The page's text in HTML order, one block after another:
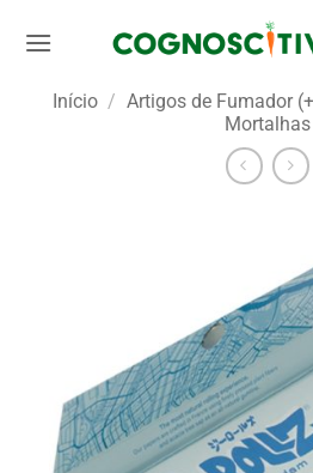
Início / Artigos de Fumador
Mortalhas